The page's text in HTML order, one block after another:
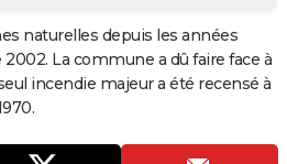
naturelles depuis les années
La commune a dû faire face à
incendie majeur a été recensé à